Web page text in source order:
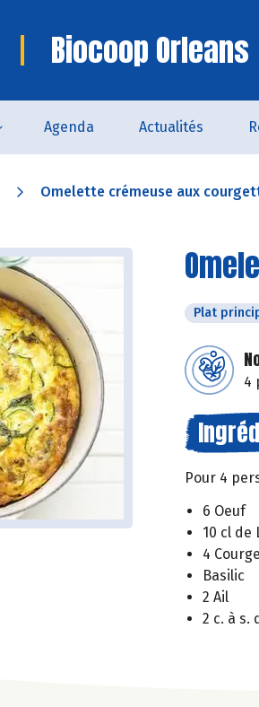
Biocoop Orleans
Agenda Actualités
Omelette crémeuse aux
Plat
4
Pour 4
6 Oeuf
10 cl de
4
Basilic
2 Ail
2 c. à s.